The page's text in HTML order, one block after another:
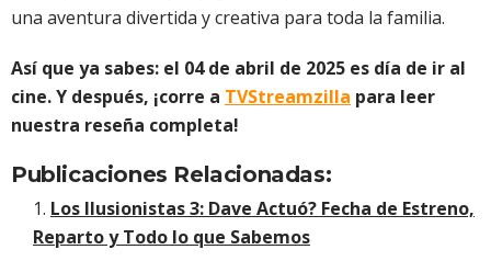
una aventura divertida y creativa para toda la familia.
Así que ya sabes: el 04 de abril de 2025 es día de ir al
cine. Y después, ¡corre a TVStreamzilla para leer
nuestra reseña completa!
Publicaciones Relacionadas:
Los Ilusionistas 3: Dave Actuó? Fecha de Estreno,
Reparto y Todo lo que Sabemos